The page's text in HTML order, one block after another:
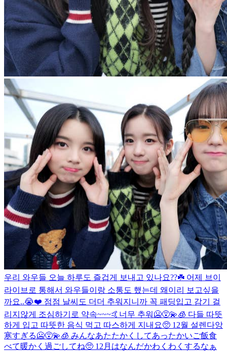
우리 와우들 오늘 하루도 즐겁게 보내고 있나요??☘️ 어제 브이
라이브로 통해서 와우들이랑 소통도 했는데 왜이리 보고싶을
까요..😭❤️ 점점 날씨도 더더 추워지니까 꼭 패딩입고 감기 걸
리지않게 조심하기로 약속~~~🤙 너무 추워🥶😵‍💫🧊 다들 따뜻
하게 입고 따뜻한 음식 먹고 따스하게 지내요🥺 12월 설렌다앙
寒すぎる🥶😵‍💫🧊 みんなあたたかくしてあったかいご飯食
べて暖かく過ごしてね🥺 12月はなんだかわくわくするなぁ